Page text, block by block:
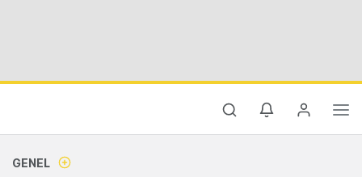
GENEL